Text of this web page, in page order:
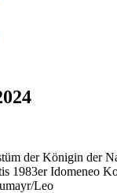
der Königin der
1983er Idomeneo
Leo